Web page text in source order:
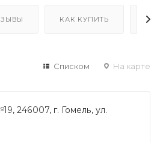
КАК КУПИТЬ
Списком На карте
246007, г. Гомель, ул.